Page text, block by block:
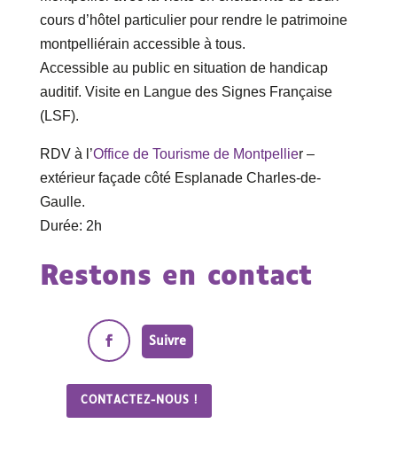
cours d’hôtel particulier pour rendre le patrimoine
montpelliérain accessible à tous.
Accessible au public en situation de handicap
auditif. Visite en Langue des Signes Française
(LSF).
RDV à l’Office de Tourisme de Montpellier –
extérieur façade côté Esplanade Charles-de-
Gaulle.
Durée: 2h
Restons en contact
Suivre
CONTACTEZ-NOUS !